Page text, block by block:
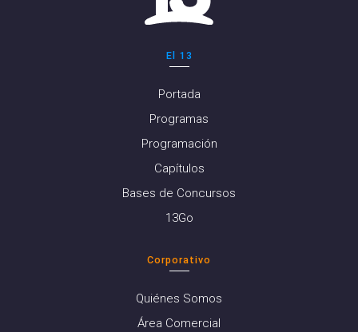
El 13
Portada
Programas
Programación
Capítulos
Bases de Concursos
13Go
Corporativo
Quiénes Somos
Área Comercial